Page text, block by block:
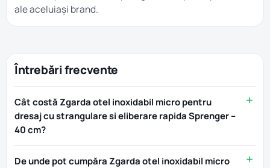
ale aceluiași brand.
Întrebări frecvente
Cât costă Zgarda otel inoxidabil micro pentru
dresaj cu strangulare si eliberare rapida Sprenger –
40 cm?
De unde pot cumpăra Zgarda otel inoxidabil micro